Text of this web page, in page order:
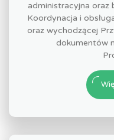
administracyjna oraz
Koordynacja i
oraz wychodzącej
dokumentów